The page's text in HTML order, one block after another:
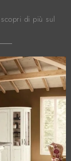
di più sul